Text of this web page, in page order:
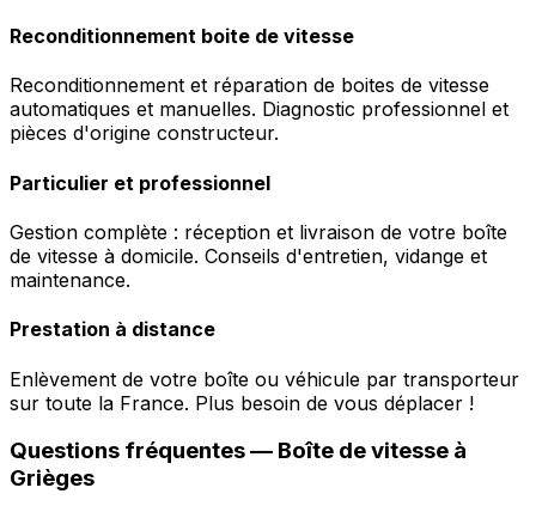
Reconditionnement boite de vitesse
Reconditionnement et réparation de boites de vitesse
automatiques et manuelles. Diagnostic professionnel et
pièces d'origine constructeur.
Particulier et professionnel
Gestion complète : réception et livraison de votre boîte
de vitesse à domicile. Conseils d'entretien, vidange et
maintenance.
Prestation à distance
Enlèvement de votre boîte ou véhicule par transporteur
sur toute la France. Plus besoin de vous déplacer !
Questions fréquentes — Boîte de vitesse à
Grièges